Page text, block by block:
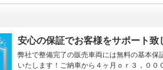
安心の保証でお客様をサポート致
弊社で整備完了の販売車両には無料の基本保
いたします！ご納車から４ヶ月ｏｒ３，００